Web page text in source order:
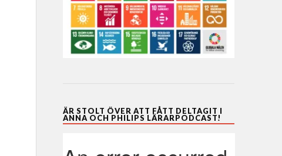
ÄR STOLT ÖVER ATT FÅTT DELTAGIT I
ANNA OCH PHILIPS LÄRARPODCAST!